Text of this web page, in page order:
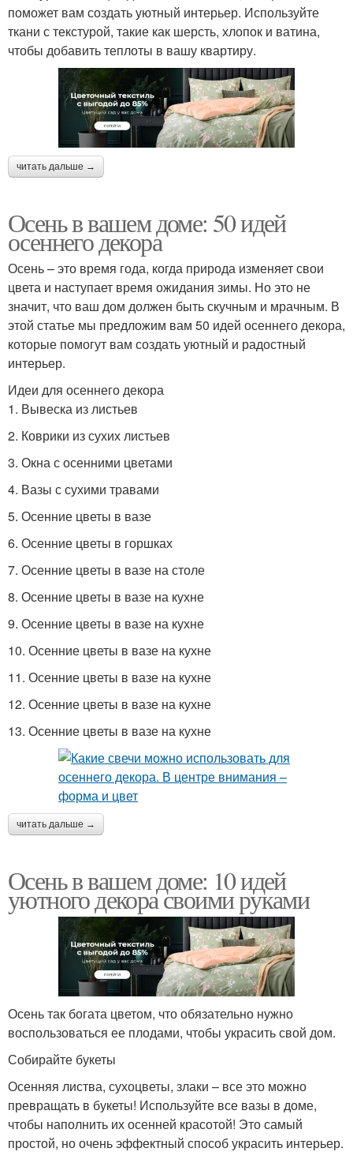
поможет вам создать уютный интерьер. Используйте
ткани с текстурой, такие как шерсть, хлопок и ватина,
чтобы добавить теплоты в вашу квартиру.
читать дальше →
Осень в вашем доме: 50 идей
осеннего декора
Осень – это время года, когда природа изменяет свои
цвета и наступает время ожидания зимы. Но это не
значит, что ваш дом должен быть скучным и мрачным. В
этой статье мы предложим вам 50 идей осеннего декора,
которые помогут вам создать уютный и радостный
интерьер.
Идеи для осеннего декора
1. Вывеска из листьев
2. Коврики из сухих листьев
3. Окна с осенними цветами
4. Вазы с сухими травами
5. Осенние цветы в вазе
6. Осенние цветы в горшках
7. Осенние цветы в вазе на столе
8. Осенние цветы в вазе на кухне
9. Осенние цветы в вазе на кухне
10. Осенние цветы в вазе на кухне
11. Осенние цветы в вазе на кухне
12. Осенние цветы в вазе на кухне
13. Осенние цветы в вазе на кухне
читать дальше →
Осень в вашем доме: 10 идей
уютного декора своими руками
Осень так богата цветом, что обязательно нужно
воспользоваться ее плодами, чтобы украсить свой дом.
Собирайте букеты
Осенняя листва, сухоцветы, злаки – все это можно
превращать в букеты! Используйте все вазы в доме,
чтобы наполнить их осенней красотой! Это самый
простой, но очень эффектный способ украсить интерьер.